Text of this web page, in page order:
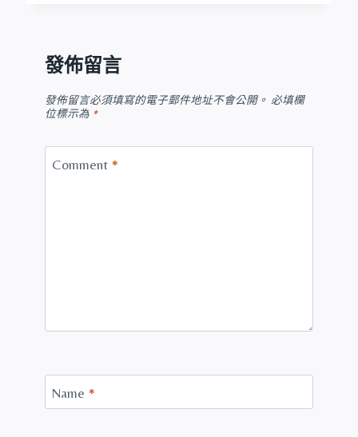
發佈留言
發佈留言必須填寫的電子郵件地址不會公開。 必填欄
位標示為 *
Comment *
Name *